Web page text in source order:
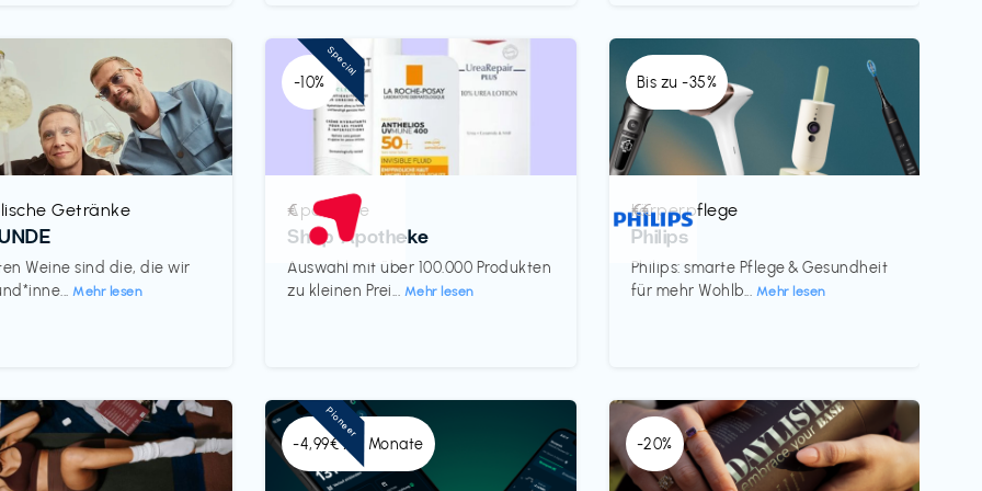
Getränke
Weine sind die, die wir
Mehr lesen
-10%
Apotheke
Shop Apotheke
Auswahl mit über 100.000 Produkten
zu kleinen Prei... Mehr lesen
€‎
Special
Bis zu -35%
Körperpflege
Philips
Philips: smarte Pflege & Gesundheit
für mehr Wohlb... Mehr lesen
€€‎
-4,99€ x 6 Monate
Pioneer
-20%